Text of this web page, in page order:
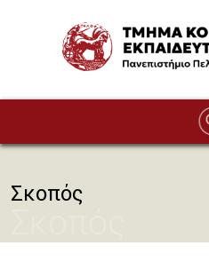
Image
Σκοπός